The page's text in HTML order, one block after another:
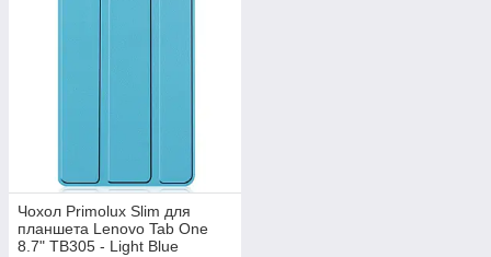
Чохол Primolux Slim для
планшета Lenovo Tab One
8.7" TB305 - Light Blue